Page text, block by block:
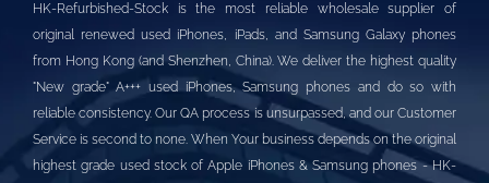
HK-Refurbished-Stock is the most reliable wholesale supplier of
original renewed used iPhones, iPads, and Samsung Galaxy phones
from Hong Kong (and Shenzhen, China). We deliver the highest quality
"New grade" A+++ used iPhones, Samsung phones and do so with
reliable consistency. Our QA process is unsurpassed, and our Customer
Service is second to none. When Your business depends on the original
highest grade used stock of Apple iPhones & Samsung phones - HK-